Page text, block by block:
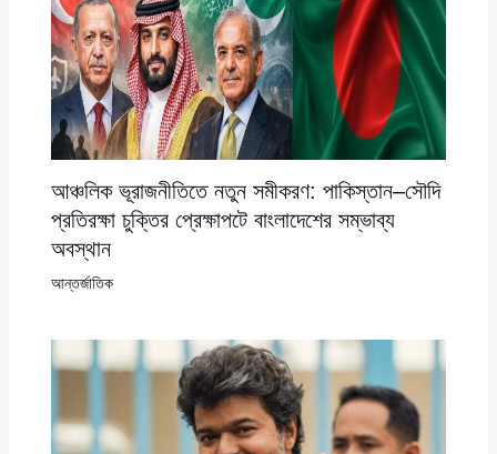
আঞ্চলিক ভূরাজনীতিতে নতুন সমীকরণ: পাকিস্তান–সৌদি
প্রতিরক্ষা চুক্তির প্রেক্ষাপটে বাংলাদেশের সম্ভাব্য
অবস্থান
আন্তর্জাতিক